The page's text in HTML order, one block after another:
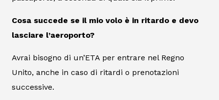
Cosa succede se il mio volo è in ritardo e devo
lasciare l’aeroporto?
Avrai bisogno di un’ETA per entrare nel Regno
Unito, anche in caso di ritardi o prenotazioni
successive.